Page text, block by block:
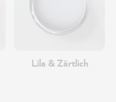
Lila & Zärtlich